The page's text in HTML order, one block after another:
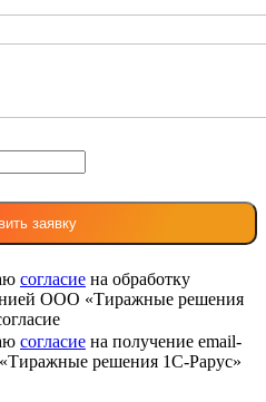
согласие на обработку
ООО «Тиражные решения
согласие на получение email-
решения 1С-Рарус»